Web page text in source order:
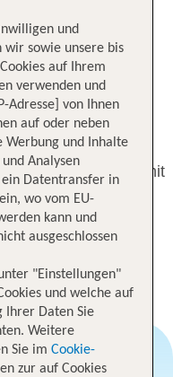
dem 19.
modernem
in
mitherzlicher
gemütliche und
19. Jahrhundert mit
herzliche
Lage
im Hyde
und
wir sowie unsere bis
auf Ihrem
verwenden und
Adresse] von Ihnen
auf oder neben
Werbung und Inhalte
Analysen
Datentransfer in
wo vom EU-
kann und
ausgeschlossen
"Einstellungen"
und welche auf
Ihrer Daten Sie
Weitere
Sie im Cookie-
zur auf Cookies